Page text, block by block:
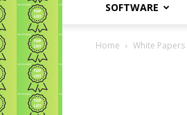
SOFTWARE
Home White Papers